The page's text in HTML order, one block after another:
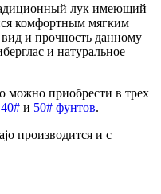
лук имеющий
комфортным мягким
и прочность данному
и натуральное
можно приобрести в трех
40# и 50# фунтов.
производится и с